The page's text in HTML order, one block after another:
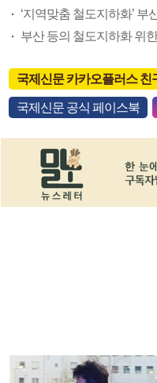
‘지역맞춤 철도지하화’ 부
부산 등의 철도지하화 위
국제신문 카카오플러스 친
국제신문 공식 페이스북